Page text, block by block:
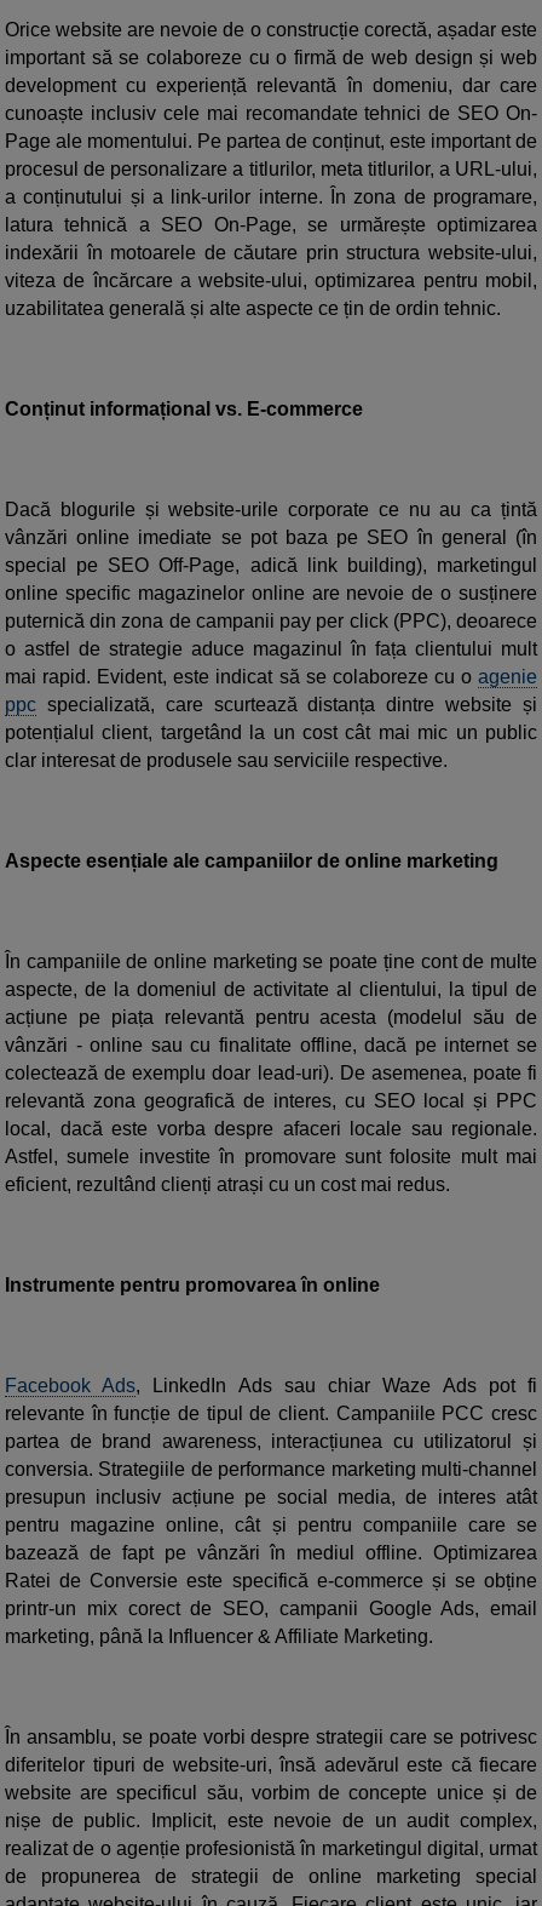
Orice website are nevoie de o construcție corectă, așadar este
important să se colaboreze cu o firmă de web design și web
development cu experiență relevantă în domeniu, dar care
cunoaște inclusiv cele mai recomandate tehnici de SEO On-
Page ale momentului. Pe partea de conținut, este important de
procesul de personalizare a titlurilor, meta titlurilor, a URL-ului,
a conținutului și a link-urilor interne. În zona de programare,
latura tehnică a SEO On-Page, se urmărește optimizarea
indexării în motoarele de căutare prin structura website-ului,
viteza de încărcare a website-ului, optimizarea pentru mobil,
uzabilitatea generală și alte aspecte ce țin de ordin tehnic.
Conținut informațional vs. E-commerce
Dacă blogurile și website-urile corporate ce nu au ca țintă
vânzări online imediate se pot baza pe SEO în general (în
special pe SEO Off-Page, adică link building), marketingul
online specific magazinelor online are nevoie de o susținere
puternică din zona de campanii pay per click (PPC), deoarece
o astfel de strategie aduce magazinul în fața clientului mult
mai rapid. Evident, este indicat să se colaboreze cu o agenie
ppc specializată, care scurtează distanța dintre website și
potențialul client, targetând la un cost cât mai mic un public
clar interesat de produsele sau serviciile respective.
Aspecte esențiale ale campaniilor de online marketing
În campaniile de online marketing se poate ține cont de multe
aspecte, de la domeniul de activitate al clientului, la tipul de
acțiune pe piața relevantă pentru acesta (modelul său de
vânzări - online sau cu finalitate offline, dacă pe internet se
colectează de exemplu doar lead-uri). De asemenea, poate fi
relevantă zona geografică de interes, cu SEO local și PPC
local, dacă este vorba despre afaceri locale sau regionale.
Astfel, sumele investite în promovare sunt folosite mult mai
eficient, rezultând clienți atrași cu un cost mai redus.
Instrumente pentru promovarea în online
Facebook Ads, LinkedIn Ads sau chiar Waze Ads pot fi
relevante în funcție de tipul de client. Campaniile PCC cresc
partea de brand awareness, interacțiunea cu utilizatorul și
conversia. Strategiile de performance marketing multi-channel
presupun inclusiv acțiune pe social media, de interes atât
pentru magazine online, cât și pentru companiile care se
bazează de fapt pe vânzări în mediul offline. Optimizarea
Ratei de Conversie este specifică e-commerce și se obține
printr-un mix corect de SEO, campanii Google Ads, email
marketing, până la Influencer & Affiliate Marketing.
În ansamblu, se poate vorbi despre strategii care se potrivesc
diferitelor tipuri de website-uri, însă adevărul este că fiecare
website are specificul său, vorbim de concepte unice și de
nișe de public. Implicit, este nevoie de un audit complex,
realizat de o agenție profesionistă în marketingul digital, urmat
de propunerea de strategii de online marketing special